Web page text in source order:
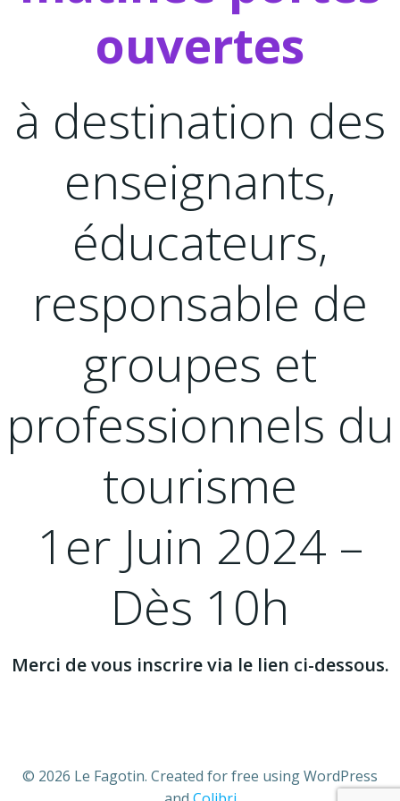
ouvertes
à destination des
enseignants,
éducateurs,
responsable de
groupes et
professionnels du
tourisme
1er Juin 2024 –
Dès 10h
Merci de vous inscrire via le lien ci-dessous.
© 2026 Le Fagotin. Created for free using WordPress